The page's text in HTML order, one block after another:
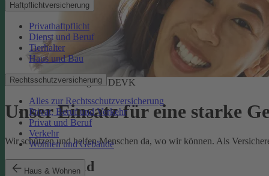
Haftpflichtversicherung
Privathaftpflicht
Dienst und Beruf
Tierhalter
Haus und Bau
Rechtsschutzversicherung
Alles zur Rechtsschutzversicherung
Privat, Beruf und Verkehr
Privat und Beruf
Verkehr
Wohnen und Gebäude
Haus & Wohnen
Soziale Verantwortung der DEVK
Unser Einsatz für eine starke
Wir schützen und helfen Menschen da, wo wir können. Als
Unser Leitbild